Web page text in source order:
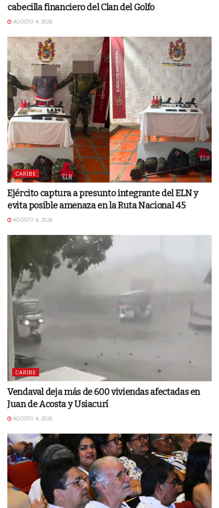
cabecilla financiero del Clan del Golfo
AGOSTO 4, 2026
CARIBE
Ejército captura a presunto integrante del ELN y
evita posible amenaza en la Ruta Nacional 45
AGOSTO 4, 2026
CARIBE
Vendaval deja más de 600 viviendas afectadas en
Juan de Acosta y Usiacurí
AGOSTO 4, 2026